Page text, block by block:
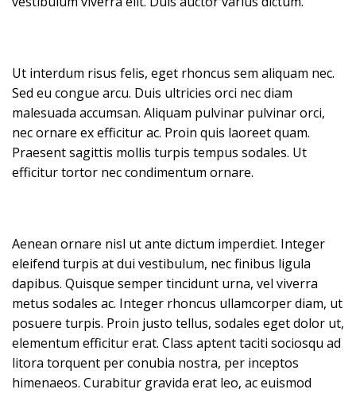
Ut interdum risus felis, eget rhoncus sem aliquam nec.
Sed eu congue arcu. Duis ultricies orci nec diam
malesuada accumsan. Aliquam pulvinar pulvinar orci,
nec ornare ex efficitur ac. Proin quis laoreet quam.
Praesent sagittis mollis turpis tempus sodales. Ut
efficitur tortor nec condimentum ornare.
Aenean ornare nisl ut ante dictum imperdiet. Integer
eleifend turpis at dui vestibulum, nec finibus ligula
dapibus. Quisque semper tincidunt urna, vel viverra
metus sodales ac. Integer rhoncus ullamcorper diam, ut
posuere turpis. Proin justo tellus, sodales eget dolor ut,
elementum efficitur erat. Class aptent taciti sociosqu ad
litora torquent per conubia nostra, per inceptos
himenaeos. Curabitur gravida erat leo, ac euismod